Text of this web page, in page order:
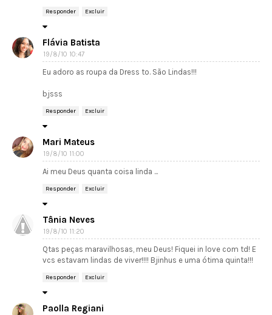
Responder Excluir
Flávia Batista
19/8/10 10:47
Eu adoro as roupa da Dress to. São Lindas!!!
bjsss
Responder Excluir
Mari Mateus
19/8/10 11:00
Ai meu Deus quanta coisa linda ...
Responder Excluir
Tânia Neves
19/8/10 11:20
Qtas peças maravilhosas, meu Deus! Fiquei in love com td! E
vcs estavam lindas de viver!!!! Bjinhus e uma ótima quinta!!!
Responder Excluir
Paolla Regiani